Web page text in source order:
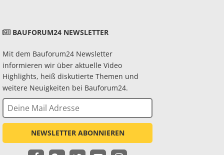
BAUFORUM24 NEWSLETTER
Mit dem Bauforum24 Newsletter
informieren wir über aktuelle Video
Highlights, heiß diskutierte Themen und
weitere Neuigkeiten bei Bauforum24.
NEWSLETTER ABONNIEREN